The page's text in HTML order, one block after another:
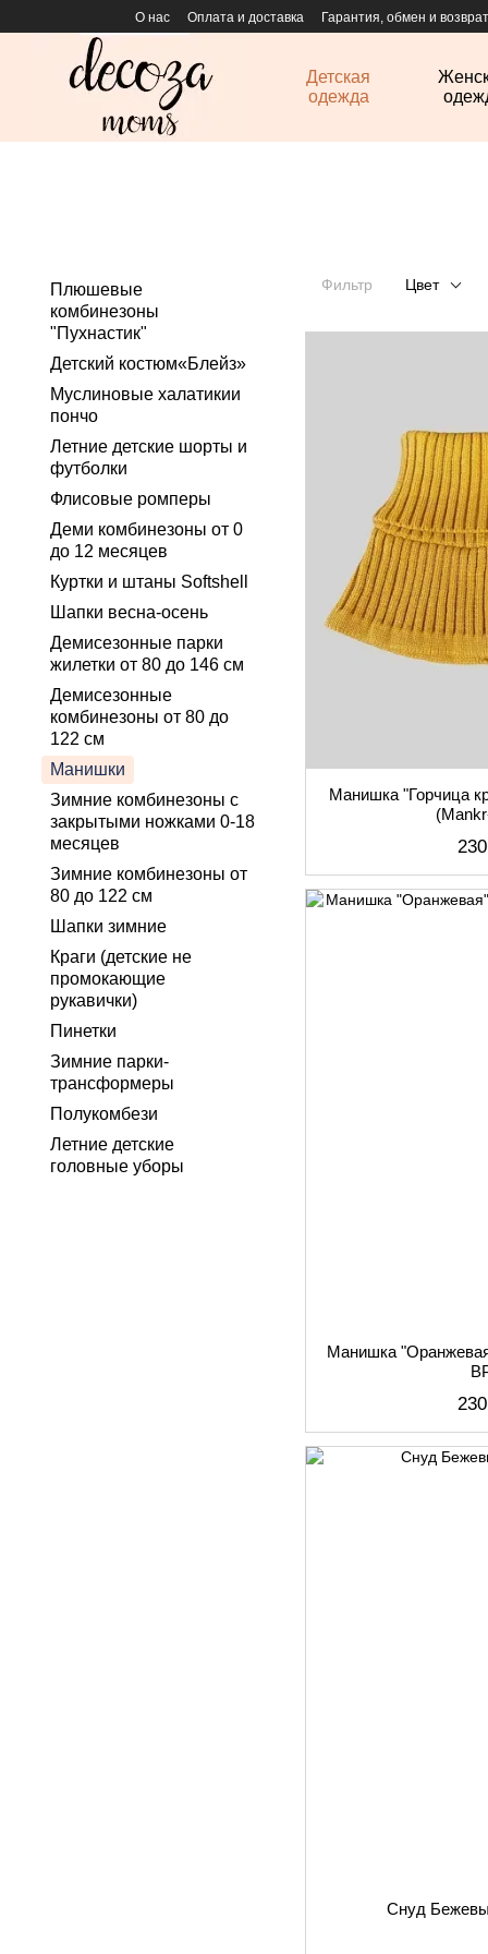
Перейти к основному контенту
О нас Оплата и доставка Гарантия, обмен и возврат
Детская
одежда
Фильтр Цвет
Манишка "Горчица
Манишка
Снуд
Плюшевые
комбинезоны
"Пухнастик"
Детский костюм«Блейз»
Муслиновые халатикии
пончо
Летние детские шорты и
футболки
Флисовые ромперы
Деми комбинезоны от 0
до 12 месяцев
Куртки и штаны Softshell
Шапки весна-осень
Демисезонные парки
жилетки от 80 до 146 см
Демисезонные
комбинезоны от 80 до
122 см
Манишки
Зимние комбинезоны с
закрытыми ножками 0-18
месяцев
Зимние комбинезоны от
80 до 122 см
Шапки зимние
Краги (детские не
промокающие
рукавички)
Пинетки
Зимние парки-
трансформеры
Полукомбези
Летние детские
головные уборы